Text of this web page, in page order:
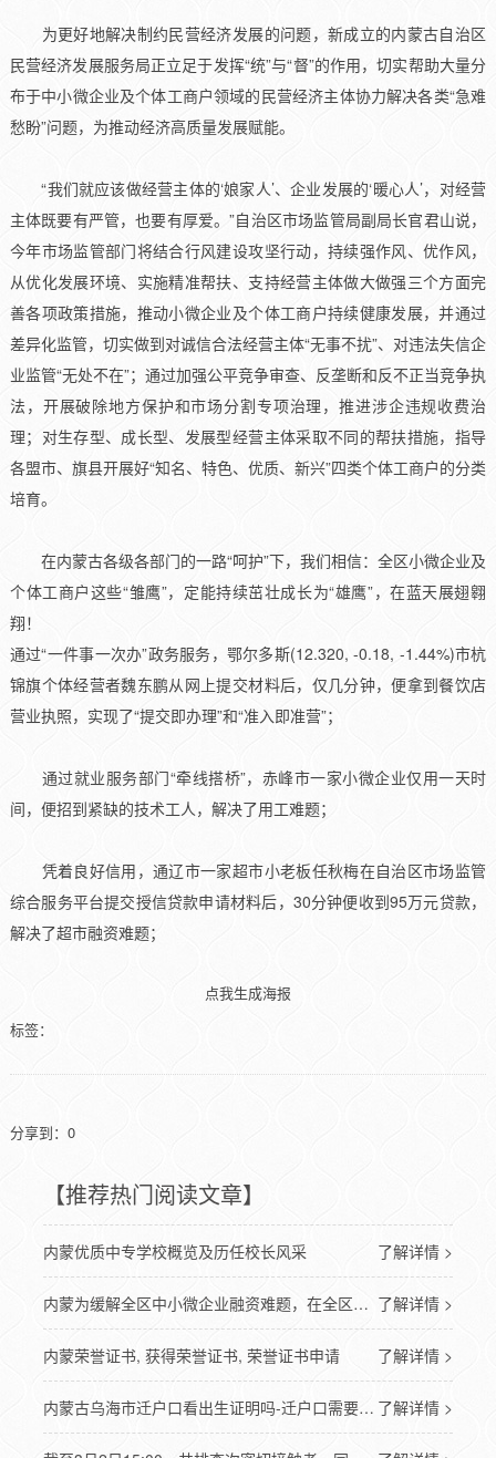
为更好地解决制约民营经济发展的问题，新成立的内蒙古自治区
民营经济发展服务局正立足于发挥“统”与“督”的作用，切实帮助大量分
布于中小微企业及个体工商户领域的民营经济主体协力解决各类“急难
愁盼”问题，为推动经济高质量发展赋能。
“我们就应该做经营主体的‘娘家人’、企业发展的‘暖心人’，对经营
主体既要有严管，也要有厚爱。”自治区市场监管局副局长官君山说，
今年市场监管部门将结合行风建设攻坚行动，持续强作风、优作风，
从优化发展环境、实施精准帮扶、支持经营主体做大做强三个方面完
善各项政策措施，推动小微企业及个体工商户持续健康发展，并通过
差异化监管，切实做到对诚信合法经营主体“无事不扰”、对违法失信企
业监管“无处不在”；通过加强公平竞争审查、反垄断和反不正当竞争执
法，开展破除地方保护和市场分割专项治理，推进涉企违规收费治
理；对生存型、成长型、发展型经营主体采取不同的帮扶措施，指导
各盟市、旗县开展好“知名、特色、优质、新兴”四类个体工商户的分类
培育。
在内蒙古各级各部门的一路“呵护”下，我们相信：全区小微企业及
个体工商户这些“雏鹰”，定能持续茁壮成长为“雄鹰”，在蓝天展翅翱
翔！
通过“一件事一次办”政务服务，鄂尔多斯(12.320, -0.18, -1.44%)市杭
锦旗个体经营者魏东鹏从网上提交材料后，仅几分钟，便拿到餐饮店
营业执照，实现了“提交即办理”和“准入即准营”；
通过就业服务部门“牵线搭桥”，赤峰市一家小微企业仅用一天时
间，便招到紧缺的技术工人，解决了用工难题；
凭着良好信用，通辽市一家超市小老板任秋梅在自治区市场监管
综合服务平台提交授信贷款申请材料后，30分钟便收到95万元贷款，
解决了超市融资难题；
点我生成海报
标签：
分享到： 0
【推荐热门阅读文章】
了解详情 >
内蒙优质中专学校概览及历任校长风采
了解详情 >
内蒙为缓解全区中小微企业融资难题，在全区范围上线运营政府采购合同融资服务平台
了解详情 >
内蒙荣誉证书, 获得荣誉证书, 荣誉证书申请
了解详情 >
内蒙古乌海市迁户口看出生证明吗-迁户口需要出生证明吗